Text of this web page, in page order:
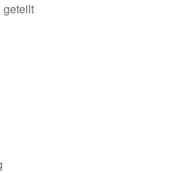
geteilt